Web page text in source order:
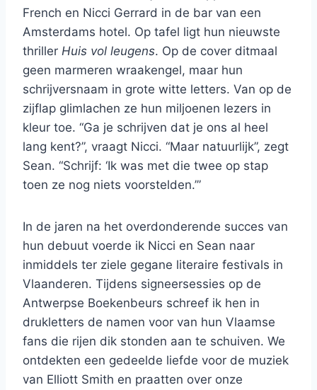
French en Nicci Gerrard in de bar van een
Amsterdams hotel. Op tafel ligt hun nieuwste
thriller Huis vol leugens. Op de cover ditmaal
geen marmeren wraakengel, maar hun
schrijversnaam in grote witte letters. Van op de
zijflap glimlachen ze hun miljoenen lezers in
kleur toe. “Ga je schrijven dat je ons al heel
lang kent?”, vraagt Nicci. “Maar natuurlijk”, zegt
Sean. “Schrijf: ‘Ik was met die twee op stap
toen ze nog niets voorstelden.’”
In de jaren na het overdonderende succes van
hun debuut voerde ik Nicci en Sean naar
inmiddels ter ziele gegane literaire festivals in
Vlaanderen. Tijdens signeersessies op de
Antwerpse Boekenbeurs schreef ik hen in
drukletters de namen voor van hun Vlaamse
fans die rijen dik stonden aan te schuiven. We
ontdekten een gedeelde liefde voor de muziek
van Elliott Smith en praatten over onze